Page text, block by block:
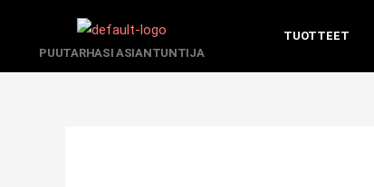
PUUTARHASI ASIANTUNTIJA
TUOTTEET